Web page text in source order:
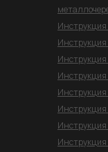
Инструкция
Инструкция
Инструкция